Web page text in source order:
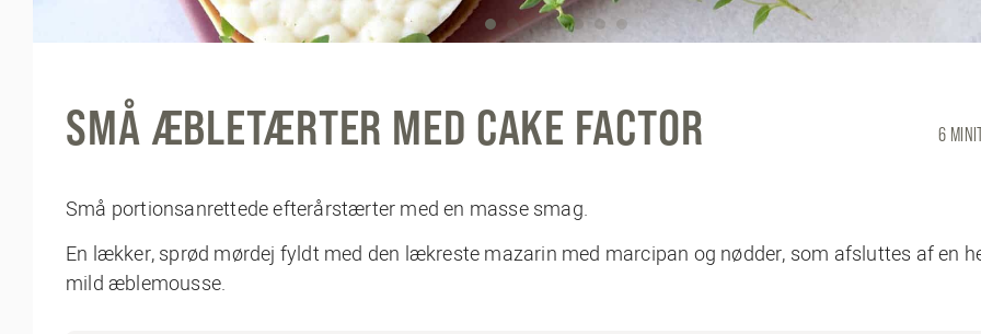
SMÅ ÆBLETÆRTER MED CAKE FACTOR 6
Små portionsanrettede efterårstærter med en masse smag.
En lækker, sprød mørdej fyldt med den lækreste mazarin med marcipan og nødder, som afsluttes af en
mild æblemousse.